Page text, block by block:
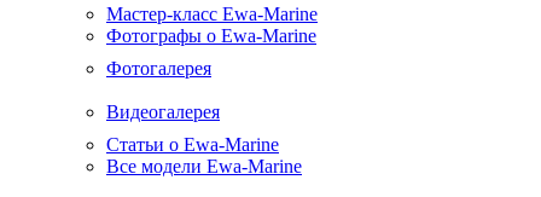
Мастер-класс Ewa-Marine
Фотографы о Ewa-Marine
Фотогалерея
Видеогалерея
Статьи о Ewa-Marine
Все модели Ewa-Marine